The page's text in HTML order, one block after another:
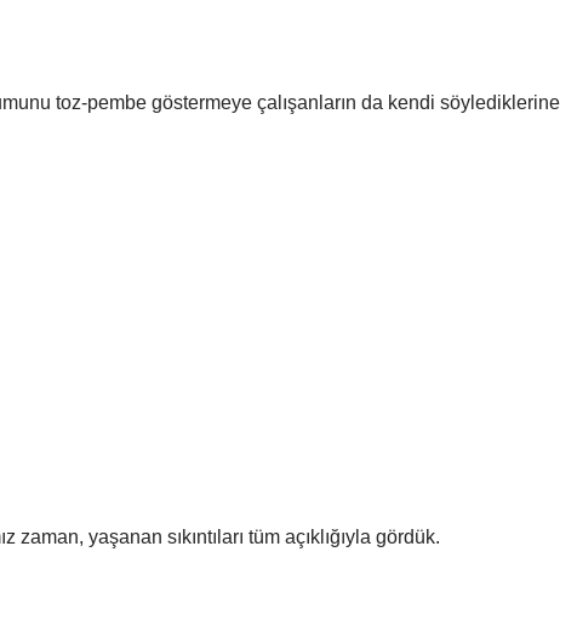
toz-pembe göstermeye çalışanların da kendi söylediklerine
yaşanan sıkıntıları tüm açıklığıyla gördük.